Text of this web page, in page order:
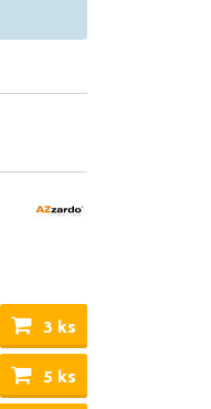
3 ks
5 ks